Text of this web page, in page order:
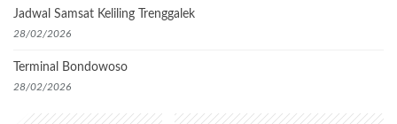
Jadwal Samsat Keliling Trenggalek
28/02/2026
Terminal Bondowoso
28/02/2026